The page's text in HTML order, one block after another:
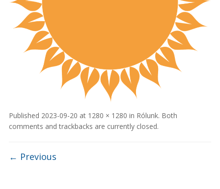
Published 2023-09-20 at 1280 × 1280 in Rólunk. Both
comments and trackbacks are currently closed.
← Previous